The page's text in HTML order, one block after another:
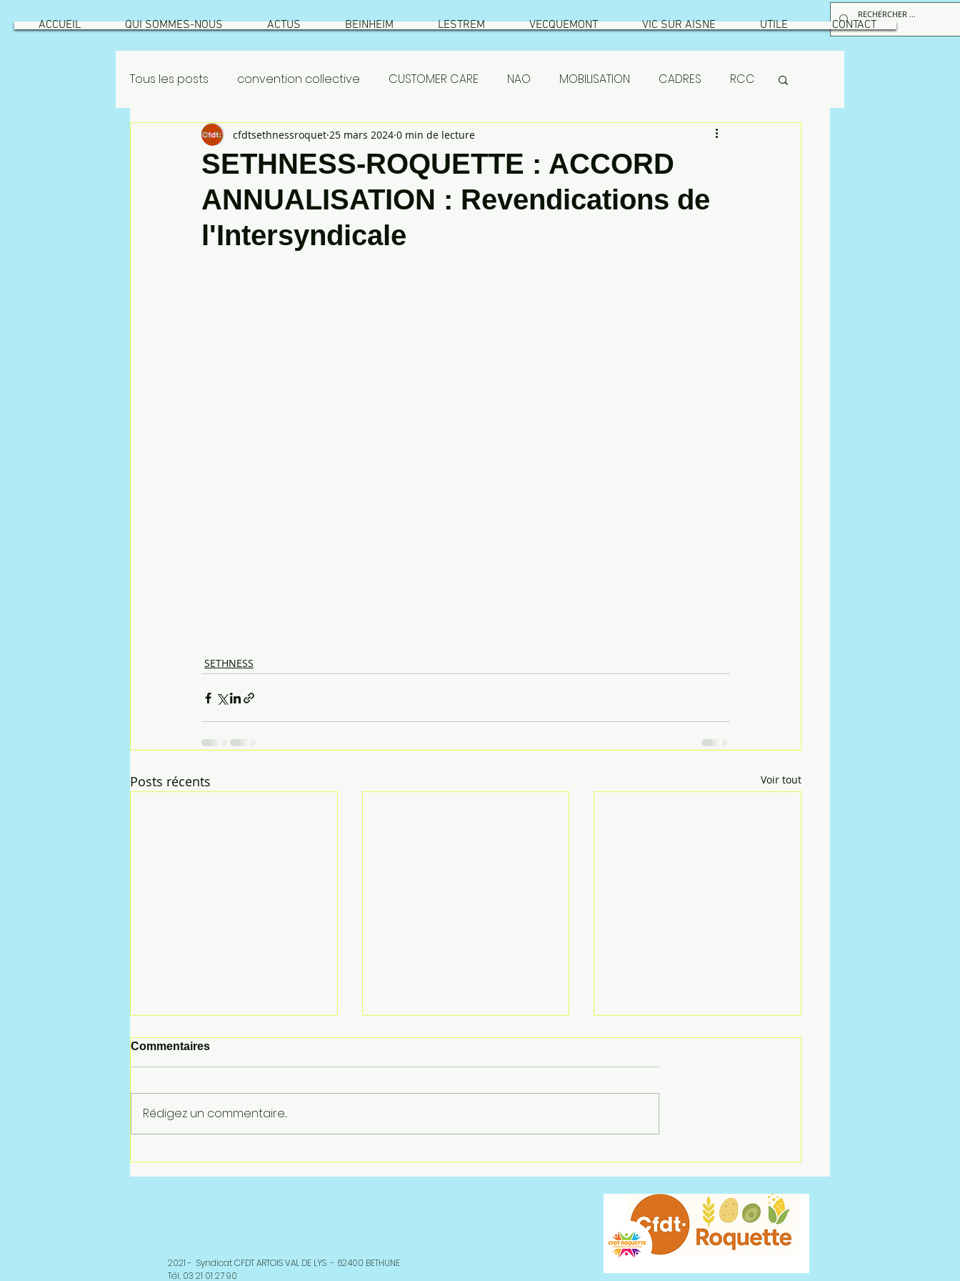
ACCUEIL QUI SOMMES-NOUS ACTUS BEINHEIM LESTREM VECQUEMONT VIC SUR AISNE UTILE CONTACT
Tous les posts convention collective CUSTOMER CARE NAO MOBILISATION CADRES RCC
GEPPMM ROATATIONS SETHNESS test VIC SUR AISNE
INTÉRESSEMENT ROTATIONS ASC actionnaires Prestataires PSE maintenance
risque industriel Vecquemont résumé élections
SETHNESS-ROQUETTE : ACCORD
ANNUALISATION : Revendications de
l'Intersyndicale
cfdtsethnessroquet 25 mars 2024 0 min de lecture
SETHNESS
Posts récents Voir tout
Commentaires
Rédigez un commentaire...
2021 - Syndicat CFDT ARTOIS VAL DE LYS - 62400 BETHUNE
Tél. 03 21 01 27 90